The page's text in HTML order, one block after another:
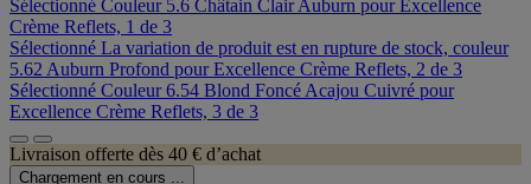
Sélectionné Couleur 5.6 Châtain Clair Auburn pour Excellence
Crème Reflets, 1 de 3
Sélectionné La variation de produit est en rupture de stock, couleur
5.62 Auburn Profond pour Excellence Crème Reflets, 2 de 3
Sélectionné Couleur 6.54 Blond Foncé Acajou Cuivré pour
Excellence Crème Reflets, 3 de 3
Livraison offerte dès 40 € d’achat
Chargement en cours ...